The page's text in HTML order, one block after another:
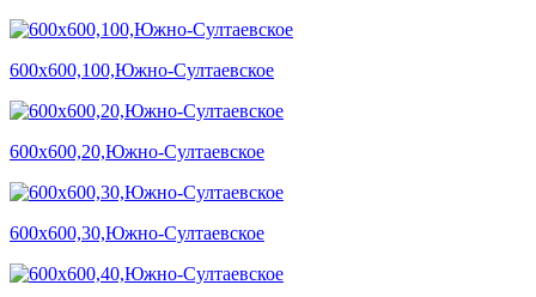
600х600,100,Южно-Султаевское
600х600,20,Южно-Султаевское
600х600,30,Южно-Султаевское